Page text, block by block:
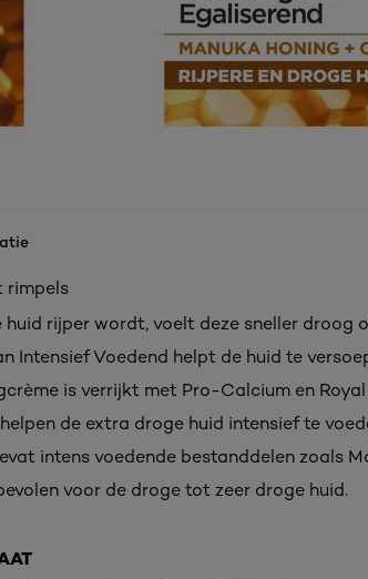
rimpels
huid rijper wordt, voelt deze sneller droog
Intensief Voedend helpt de huid te
is verrijkt met Pro-Calcium en Royal
de extra droge huid intensief te
intens voedende bestanddelen zoals
voor de droge tot zeer droge huid.